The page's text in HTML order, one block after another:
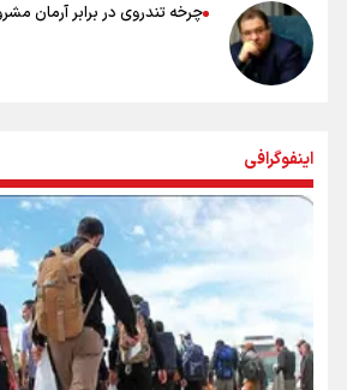
چرخه تندروی در برابر آرمان
«هورامان»؛ میراثی که جهان را
شکستگیِ بزرگ؛ روایتِ یک
اینفوگرافی